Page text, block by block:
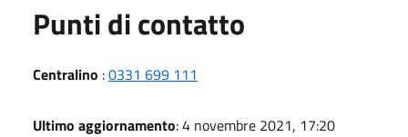
Punti di contatto
Centralino :0331 699 111
Ultimo aggiornamento: 4 novembre 2021, 17:20